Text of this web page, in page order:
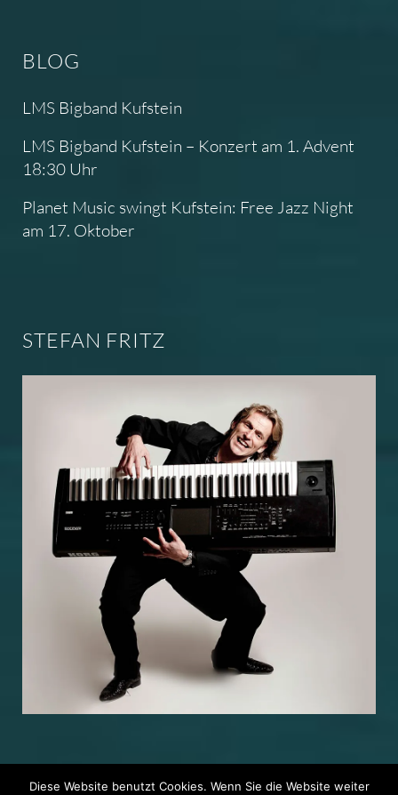
BLOG
LMS Bigband Kufstein
LMS Bigband Kufstein – Konzert am 1. Advent
18:30 Uhr
Planet Music swingt Kufstein: Free Jazz Night
am 17. Oktober
STEFAN FRITZ
Diese Website benutzt Cookies. Wenn Sie die Website weiter